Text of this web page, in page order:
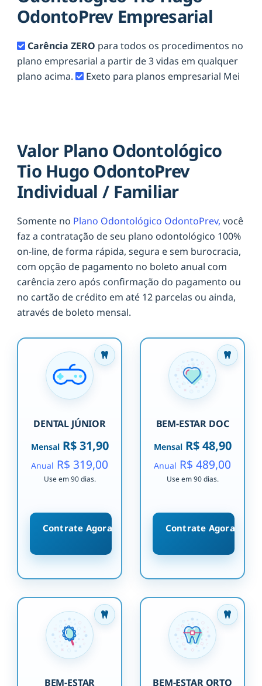
OdontoPrev Empresarial
Carência ZERO para todos os procedimentos no
plano empresarial a partir de 3 vidas em qualquer
plano acima.
Exeto para planos empresarial Mei
Valor Plano Odontológico
Tio Hugo OdontoPrev
Individual / Familiar
Somente no Plano Odontológico OdontoPrev, você
faz a contratação de seu plano odontológico 100%
on-line, de forma rápida, segura e sem burocracia,
com opção de pagamento no boleto anual com
carência zero após confirmação do pagamento ou
no cartão de crédito em até 12 parcelas ou ainda,
através de boleto mensal.
DENTAL JÚNIOR
MensalR$ 31,90
Anual R$ 319,00
Use em 90 dias.
Contrate Agora
BEM-ESTAR DOC
MensalR$ 48,90
Anual R$ 489,00
Use em 90 dias.
Contrate Agora
BEM-ESTAR
BEM-ESTAR ORTO